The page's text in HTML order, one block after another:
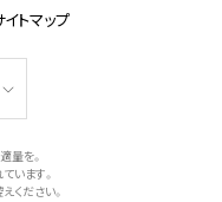
イトマップ
量を。
います。
ください。